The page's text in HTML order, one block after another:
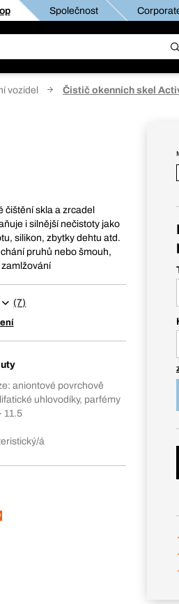
Společnost
vozidel Čistič okenních skel
čištění skla a zrcadel
i silnější nečistoty jako
silikon, zbytky dehtu atd.
pruhů nebo šmouh,
(7)
aniontové povrchově
uhlovodíky, parfémy
11.5
á